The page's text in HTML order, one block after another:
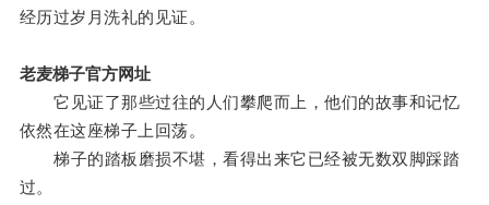
经历过岁月洗礼的见证。
老麦梯子官方网址
它见证了那些过往的人们攀爬而上，他们的故事和记忆
依然在这座梯子上回荡。
梯子的踏板磨损不堪，看得出来它已经被无数双脚踩踏
过。